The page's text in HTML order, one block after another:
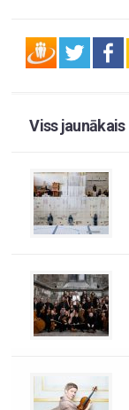
Viss jaunākais